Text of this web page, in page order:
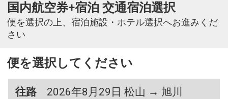
国内航空券+宿泊 交通宿泊選択
便を選択の上、宿泊施設・ホテル選択へお進みくだ
さい
便を選択してください
往路
2026年8月29日 松山 → 旭川